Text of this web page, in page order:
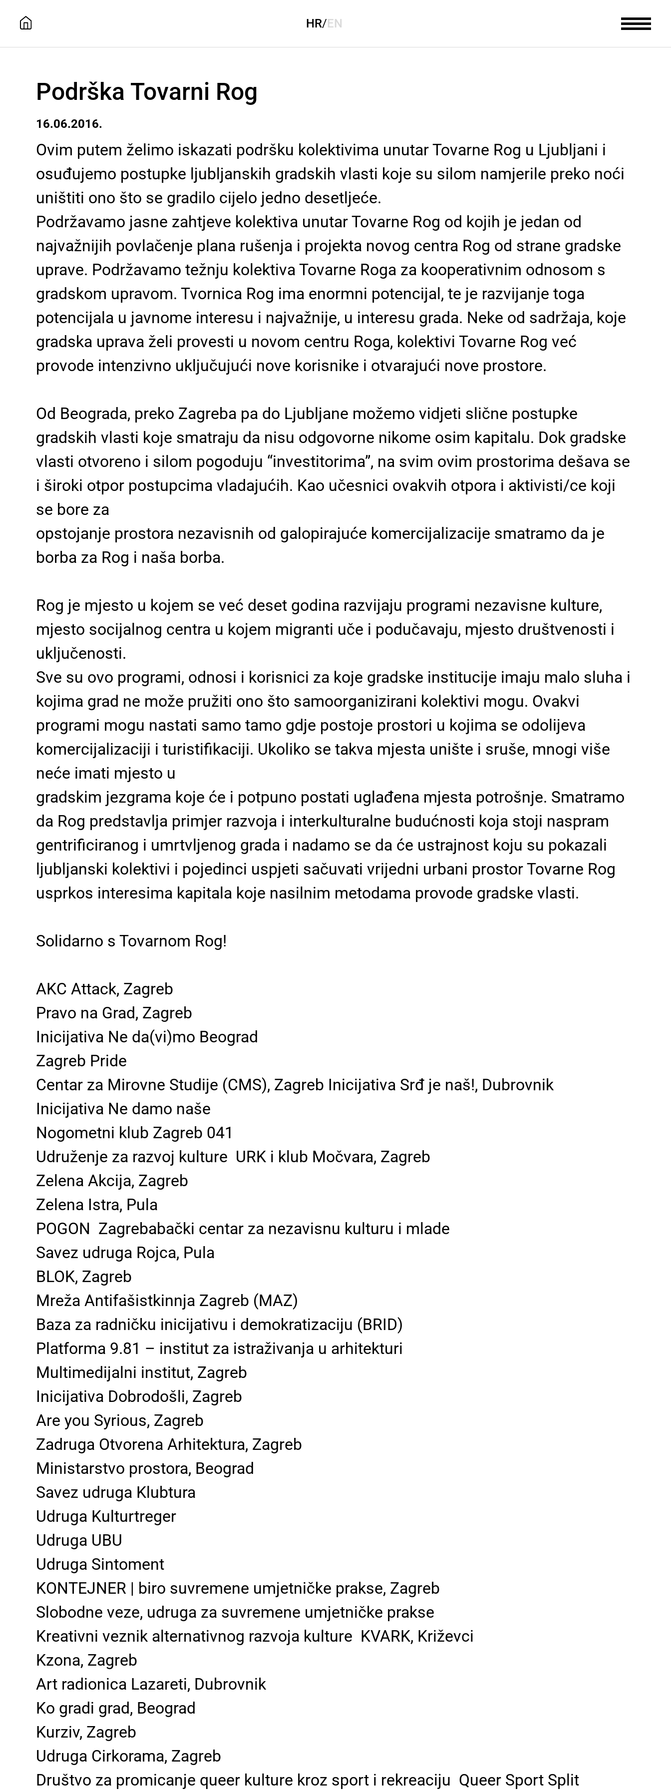
HR/EN
Podrška Tovarni Rog
16.06.2016.
Ovim putem želimo iskazati podršku kolektivima unutar Tovarne Rog u Ljubljani i
osuđujemo postupke ljubljanskih gradskih vlasti koje su silom namjerile preko noći
uništiti ono što se gradilo cijelo jedno desetljeće.
Podržavamo jasne zahtjeve kolektiva unutar Tovarne Rog od kojih je jedan od
najvažnijih povlačenje plana rušenja i projekta novog centra Rog od strane gradske
uprave. Podržavamo težnju kolektiva Tovarne Roga za kooperativnim odnosom s
gradskom upravom. Tvornica Rog ima enormni potencijal, te je razvijanje toga
potencijala u javnome interesu i najvažnije, u interesu grada. Neke od sadržaja, koje
gradska uprava želi provesti u novom centru Roga, kolektivi Tovarne Rog već
provode intenzivno uključujući nove korisnike i otvarajući nove prostore.
Od Beograda, preko Zagreba pa do Ljubljane možemo vidjeti slične postupke
gradskih vlasti koje smatraju da nisu odgovorne nikome osim kapitalu. Dok gradske
vlasti otvoreno i silom pogoduju “investitorima”, na svim ovim prostorima dešava se
i široki otpor postupcima vladajućih. Kao učesnici ovakvih otpora i aktivisti/ce koji
se bore za
opstojanje prostora nezavisnih od galopirajuće komercijalizacije smatramo da je
borba za Rog i naša borba.
Rog je mjesto u kojem se već deset godina razvijaju programi nezavisne kulture,
mjesto socijalnog centra u kojem migranti uče i podučavaju, mjesto društvenosti i
uključenosti.
Sve su ovo programi, odnosi i korisnici za koje gradske institucije imaju malo sluha i
kojima grad ne može pružiti ono što samoorganizirani kolektivi mogu. Ovakvi
programi mogu nastati samo tamo gdje postoje prostori u kojima se odolijeva
komercijalizaciji i turistifikaciji. Ukoliko se takva mjesta unište i sruše, mnogi više
neće imati mjesto u
gradskim jezgrama koje će i potpuno postati uglađena mjesta potrošnje. Smatramo
da Rog predstavlja primjer razvoja i interkulturalne budućnosti koja stoji naspram
gentrificiranog i umrtvljenog grada i nadamo se da će ustrajnost koju su pokazali
ljubljanski kolektivi i pojedinci uspjeti sačuvati vrijedni urbani prostor Tovarne Rog
usprkos interesima kapitala koje nasilnim metodama provode gradske vlasti.
Solidarno s Tovarnom Rog!
AKC Attack, Zagreb
Pravo na Grad, Zagreb
Inicijativa Ne da(vi)mo Beograd
Zagreb Pride
Centar za Mirovne Studije (CMS), Zagreb Inicijativa Srđ je naš!, Dubrovnik
Inicijativa Ne damo naše
Nogometni klub Zagreb 041
Udruženje za razvoj kulture ­ URK i klub Močvara, Zagreb
Zelena Akcija, Zagreb
Zelena Istra, Pula
POGON ­ Zagrebabački centar za nezavisnu kulturu i mlade
Savez udruga Rojca, Pula
BLOK, Zagreb
Mreža Antifašistkinnja Zagreb (MAZ)
Baza za radničku inicijativu i demokratizaciju (BRID)
Platforma 9.81 – institut za istraživanja u arhitekturi
Multimedijalni institut, Zagreb
Inicijativa Dobrodošli, Zagreb
Are you Syrious, Zagreb
Zadruga Otvorena Arhitektura, Zagreb
Ministarstvo prostora, Beograd
Savez udruga Klubtura
Udruga Kulturtreger
Udruga UBU
Udruga Sintoment
KONTEJNER | biro suvremene umjetničke prakse, Zagreb
Slobodne veze, udruga za suvremene umjetničke prakse
Kreativni veznik alternativnog razvoja kulture ­ KVARK, Križevci
K­zona, Zagreb
Art radionica Lazareti, Dubrovnik
Ko gradi grad, Beograd
Kurziv, Zagreb
Udruga Cirkorama, Zagreb
Društvo za promicanje queer kulture kroz sport i rekreaciju ­ Queer Sport Split